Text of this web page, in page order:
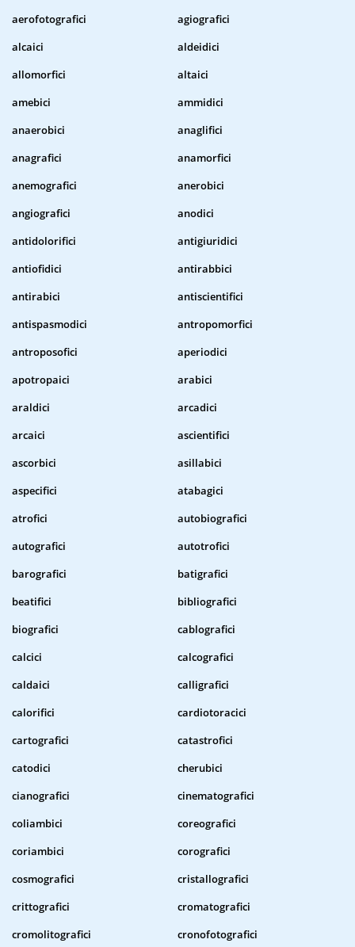
aerofotografici
agiografici
alcaici
aldeidici
allomorfici
altaici
amebici
ammidici
anaerobici
anaglifici
anagrafici
anamorfici
anemografici
anerobici
angiografici
anodici
antidolorifici
antigiuridici
antiofidici
antirabbici
antirabici
antiscientifici
antispasmodici
antropomorfici
antroposofici
aperiodici
apotropaici
arabici
araldici
arcadici
arcaici
ascientifici
ascorbici
asillabici
aspecifici
atabagici
atrofici
autobiografici
autografici
autotrofici
barografici
batigrafici
beatifici
bibliografici
biografici
cablografici
calcici
calcografici
caldaici
calligrafici
calorifici
cardiotoracici
cartografici
catastrofici
catodici
cherubici
cianografici
cinematografici
coliambici
coreografici
coriambici
corografici
cosmografici
cristallografici
crittografici
cromatografici
cromolitografici
cronofotografici